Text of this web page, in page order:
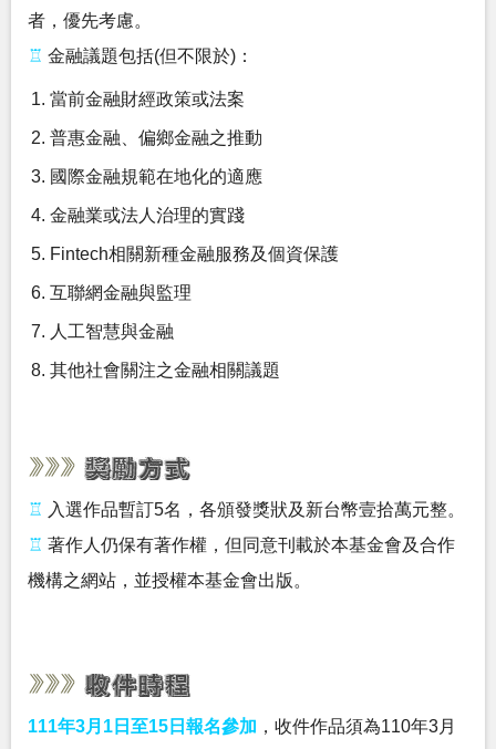
者，優先考慮。
♖ 金融議題包括(但不限於)：
當前金融財經政策或法案
普惠金融、偏鄉金融之推動
國際金融規範在地化的適應
金融業或法人治理的實踐
Fintech相關新種金融服務及個資保護
互聯網金融與監理
人工智慧與金融
其他社會關注之金融相關議題
♖ 入選作品暫訂5名，各頒發獎狀及新台幣壹拾萬元整。
♖ 著作人仍保有著作權，但同意刊載於本基金會及合作
機構之網站，並授權本基金會出版。
111年3月1日至15日報名參加 ，收件作品須為110年3月